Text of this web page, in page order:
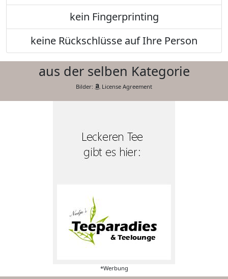
kein Fingerprinting
keine Rückschlüsse auf Ihre Person
aus der selben Kategorie
Bilder: License Agreement
*Werbung